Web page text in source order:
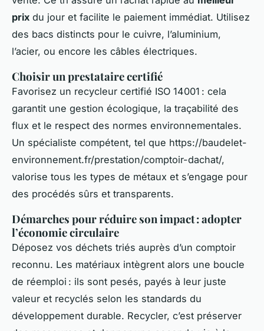
prix du jour et facilite le paiement immédiat. Utilisez
des bacs distincts pour le cuivre, l’aluminium,
l’acier, ou encore les câbles électriques.
Choisir un prestataire certifié
Favorisez un recycleur certifié ISO 14001 : cela
garantit une gestion écologique, la traçabilité des
flux et le respect des normes environnementales.
Un spécialiste compétent, tel que https://baudelet-
environnement.fr/prestation/comptoir-dachat/,
valorise tous les types de métaux et s’engage pour
des procédés sûrs et transparents.
Démarches pour réduire son impact : adopter
l’économie circulaire
Déposez vos déchets triés auprès d’un comptoir
reconnu. Les matériaux intègrent alors une boucle
de réemploi : ils sont pesés, payés à leur juste
valeur et recyclés selon les standards du
développement durable. Recycler, c’est préserver